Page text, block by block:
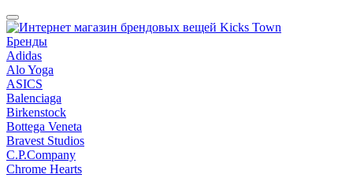
Бренды
Adidas
Alo Yoga
ASICS
Balenciaga
Birkenstock
Bottega Veneta
Bravest Studios
C.P.Company
Chrome Hearts